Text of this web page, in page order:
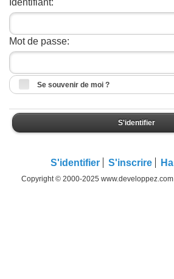
Identifiant:
Mot de passe:
Se souvenir de moi ?
S'identifier
S'identifier S'inscrire
Copyright © 2000-2025